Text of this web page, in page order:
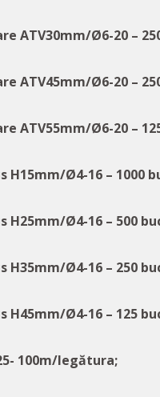
ATV30mm/Ø6-20 –
ATV45mm/Ø6-20 –
ATV55mm/Ø6-20 –
H15mm/Ø4-16 – 1000
H25mm/Ø4-16 – 500
H35mm/Ø4-16 – 250
H45mm/Ø4-16 – 125
100m/legătura;